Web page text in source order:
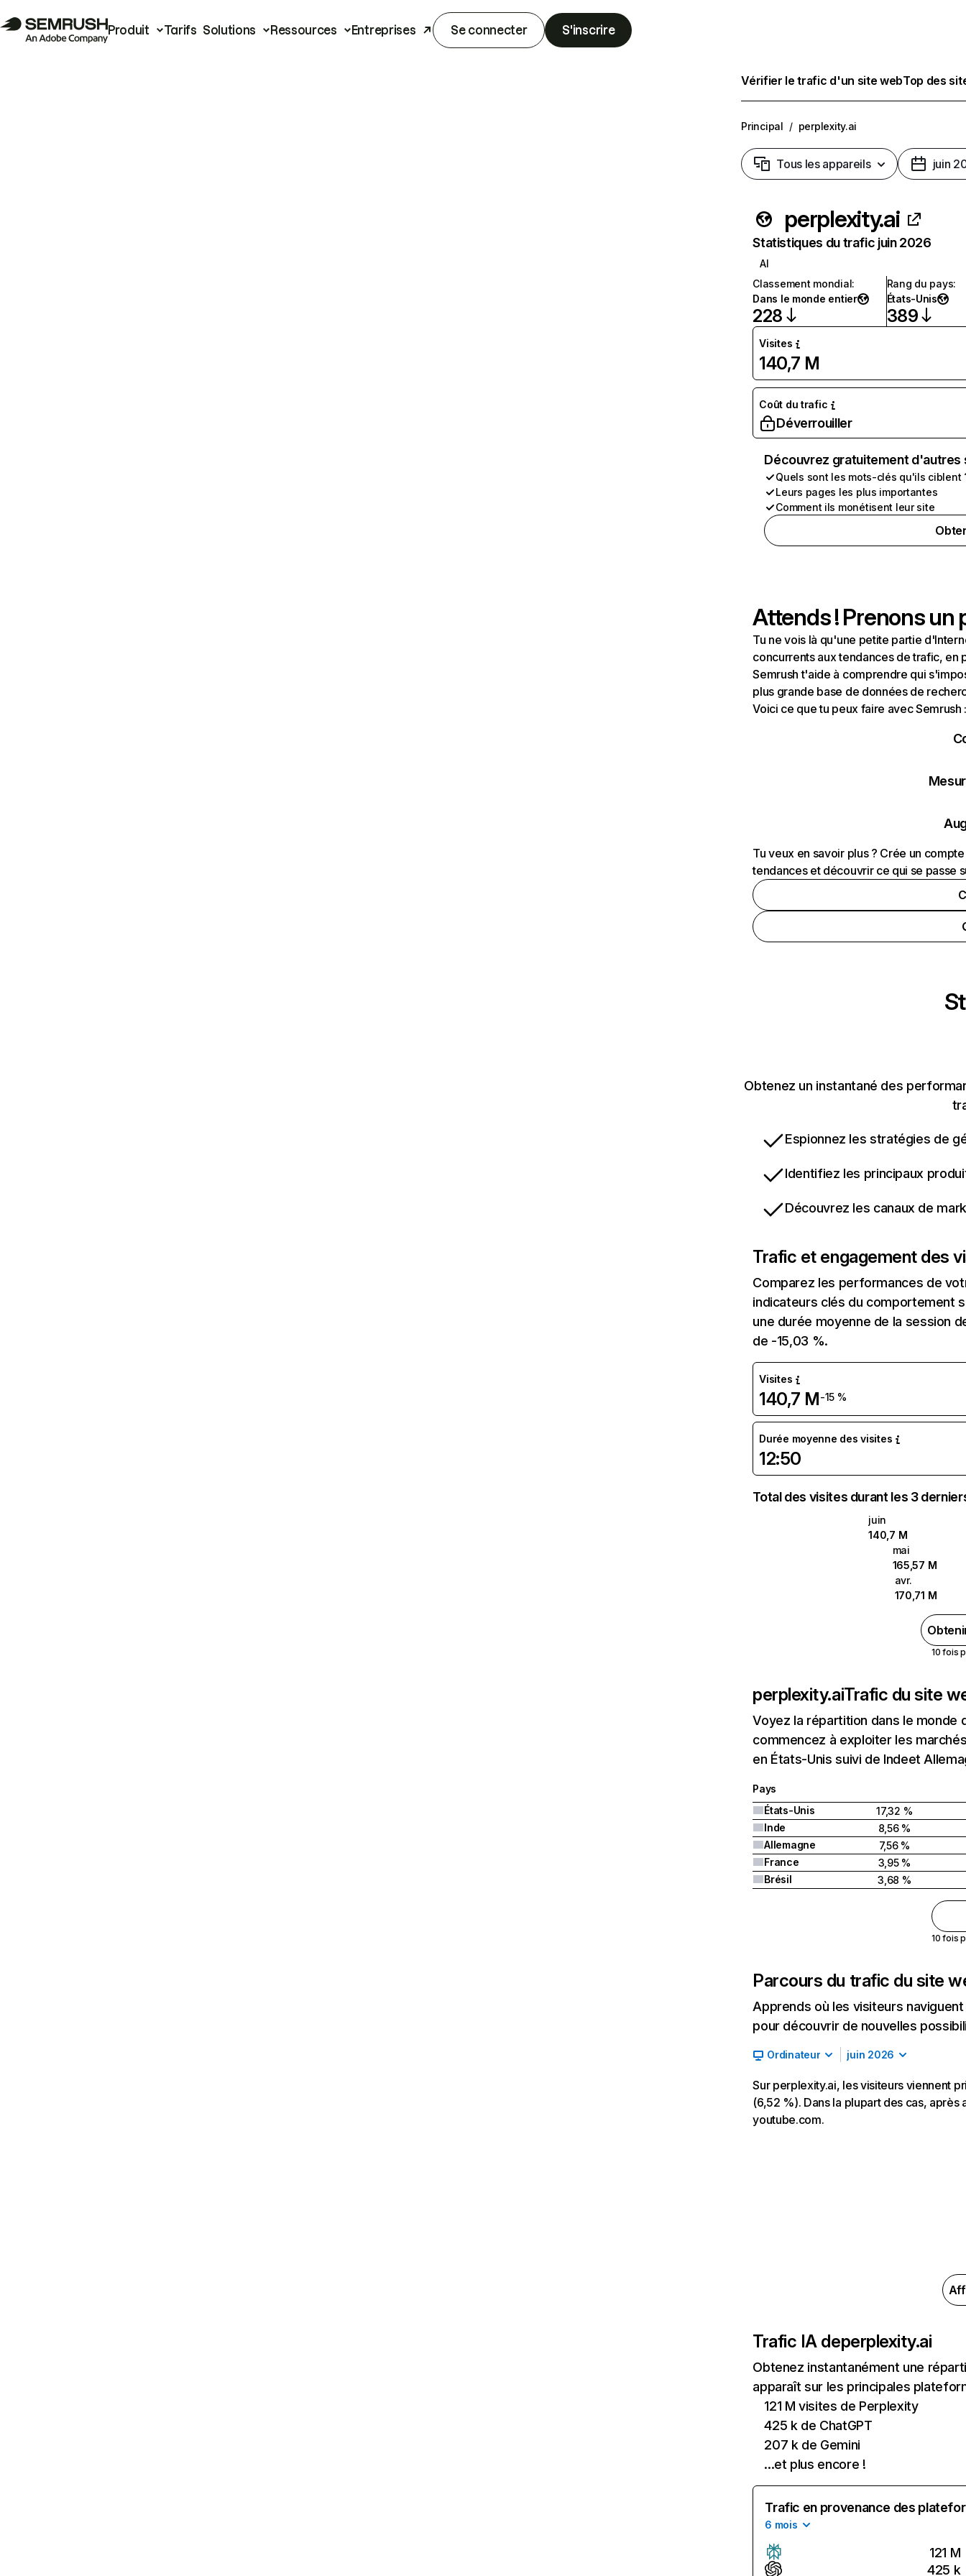
Produit Tarifs Solutions Ressources Entreprises Se connecter S'inscrire
Vérifier le trafic d'un site webTop des
Principal / perplexity.ai
Tous les appareils juin
perplexity.ai
Statistiques du trafic juin 2026
AI
Classement mondial:
Dans le monde entier
228
Rang du pays:
États-Unis
389
Visites
140,7 M
Coût du trafic
Déverrouiller
Découvrez gratuitement
Quels sont les mots-clés qu'ils ciblent
Leurs pages les plus importantes
Comment ils monétisent leur site
Attends ! Prenons un
Tu ne vois là qu'une petite partie
concurrents aux tendances de trafic, en
Semrush t'aide à comprendre qui
plus grande base de données de
Voici ce que tu peux faire avec Semrush
Tu veux en savoir plus ? Crée un
tendances et découvrir ce qui se passe
Obtenez un instantané des
Espionnez les stratégies de
Identifiez les principaux
Découvrez les canaux de
Trafic et engagement des
Comparez les performances de
indicateurs clés du comportement
une durée moyenne de la session
de -15,03 %.
Visites
140,7 M-15 %
Durée moyenne des visites
12:50
Total des visites durant les 3
juin
140,7 M
mai
165,57 M
avr.
170,71 M
10 fois
perplexity.aiTrafic du site
Voyez la répartition dans le
commencez à exploiter les
en États-Unis suivi de Indeet
Pays
États-Unis
17,32 %
Inde
8,56 %
Allemagne
7,56 %
France
3,95 %
Brésil
3,68 %
10 fois
Parcours du trafic du site
Apprends où les visiteurs
pour découvrir de nouvelles
Ordinateur juin 2026
Sur perplexity.ai, les visiteurs viennent
(6,52 %). Dans la plupart des cas,
youtube.com.
Trafic IA deperplexity.ai
Obtenez instantanément une
apparaît sur les principales
121 M visites de Perplexity
425 k de ChatGPT
207 k de Gemini
...et plus encore !
Trafic en provenance des
6 mois
121 M
425 k